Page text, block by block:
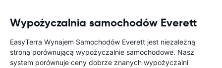
Wypożyczalnia samochodów Everett
EasyTerra Wynajem Samochodów Everett jest niezależną
stroną porównującą wypożyczalnie samochodowe. Nasz
system porównuje ceny dobrze znanych wypożyczalni